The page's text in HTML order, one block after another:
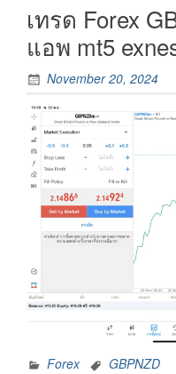
เทรด Forex
แอพ mt5
November 20, 2024
Forex GBPNZD